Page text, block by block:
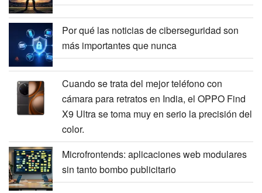
Por qué las noticias de ciberseguridad son
más importantes que nunca
Cuando se trata del mejor teléfono con
cámara para retratos en India, el OPPO Find
X9 Ultra se toma muy en serio la precisión del
color.
Microfrontends: aplicaciones web modulares
sin tanto bombo publicitario